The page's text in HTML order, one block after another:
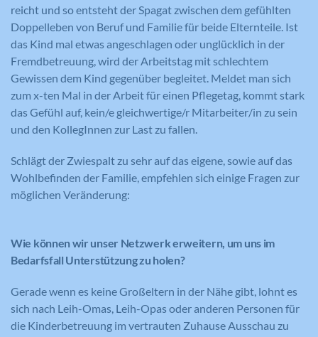
reicht und so entsteht der Spagat zwischen dem gefühlten
Doppelleben von Beruf und Familie für beide Elternteile. Ist
das Kind mal etwas angeschlagen oder unglücklich in der
Fremdbetreuung, wird der Arbeitstag mit schlechtem
Gewissen dem Kind gegenüber begleitet. Meldet man sich
zum x-ten Mal in der Arbeit für einen Pflegetag, kommt stark
das Gefühl auf, kein/e gleichwertige/r Mitarbeiter/in zu sein
und den KollegInnen zur Last zu fallen.
Schlägt der Zwiespalt zu sehr auf das eigene, sowie auf das
Wohlbefinden der Familie, empfehlen sich einige Fragen zur
möglichen Veränderung:
Wie können wir unser Netzwerk erweitern, um uns im
Bedarfsfall Unterstützung zu holen?
Gerade wenn es keine Großeltern in der Nähe gibt, lohnt es
sich nach Leih-Omas, Leih-Opas oder anderen Personen für
die Kinderbetreuung im vertrauten Zuhause Ausschau zu